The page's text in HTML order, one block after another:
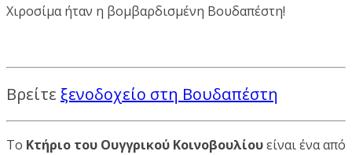
Χιροσίμα ήταν η βομβαρδισμένη Βουδαπέστη!
Βρείτε ξενοδοχείο στη Βουδαπέστη
Το Κτήριο του Ουγγρικού Κοινοβουλίουείναι ένα από